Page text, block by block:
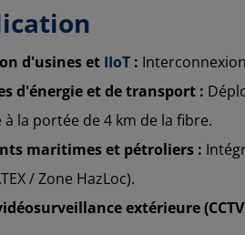
d'usines et IIoT :
d'énergie et de transport :
la portée de 4 km de la fibre.
maritimes et pétroliers :
/ Zone HazLoc).
extérieure